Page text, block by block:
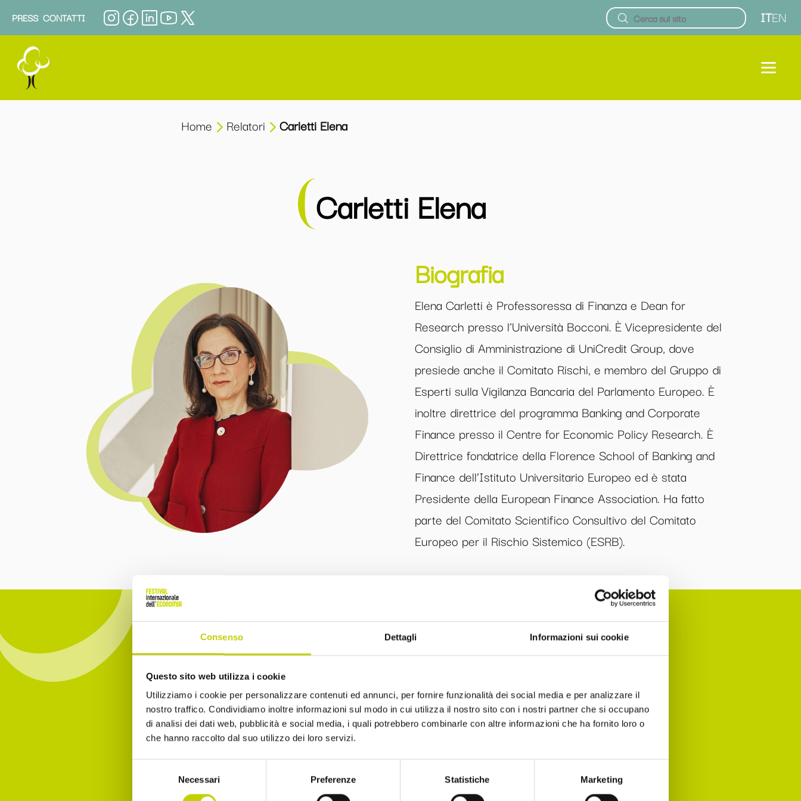
Consenso Dettagli Informazioni sui cookie
Questo sito web utilizza i cookie
Utilizziamo i cookie per personalizzare contenuti ed annunci, per fornire funzionalità dei social media e per analizzare il
nostro traffico. Condividiamo inoltre informazioni sul modo in cui utilizza il nostro sito con i nostri partner che si occupano
di analisi dei dati web, pubblicità e social media, i quali potrebbero combinarle con altre informazioni che ha fornito loro o
che hanno raccolto dal suo utilizzo dei loro servizi.
Necessari Preferenze Statistiche Marketing
PRESS CONTATTI ITEN
Home Relatori Carletti Elena
Carletti Elena
Biografia
Elena Carletti è Professoressa di Finanza e Dean for
Research presso l’Università Bocconi. È Vicepresidente del
Consiglio di Amministrazione di UniCredit Group, dove
presiede anche il Comitato Rischi, e membro del Gruppo di
Esperti sulla Vigilanza Bancaria del Parlamento Europeo. È
inoltre direttrice del programma Banking and Corporate
Finance presso il Centre for Economic Policy Research. È
Direttrice fondatrice della Florence School of Banking and
Finance dell’Istituto Universitario Europeo ed è stata
Presidente della European Finance Association. Ha fatto
parte del Comitato Scientifico Consultivo del Comitato
Europeo per il Rischio Sistemico (ESRB).
La Newsletter del Festival
Iscriviti alla Newsletter del Festival Internazionale dell’Economia per
essere sempre informato sulle novità e gli appuntamenti in agenda!
Email